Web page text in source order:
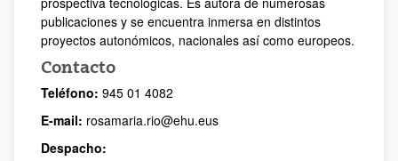
publicaciones y se encuentra inmersa en distintos
proyectos autonómicos, nacionales así como europeos.
Contacto
Teléfono: 945 01 4082
E-mail: rosamaria.rio@ehu.eus
Despacho: